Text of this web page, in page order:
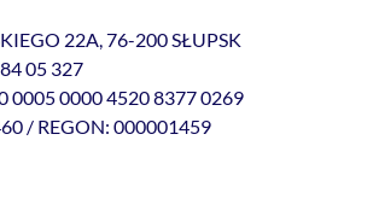
22A, 76-200 SŁUPSK
05 327
0005 0000 4520 8377 0269
/ REGON: 000001459